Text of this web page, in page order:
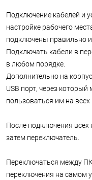
Подключение кабелей и
настройке рабочего
подключены правильно
Подключать кабели в
в любом порядке.
Дополнительно на
USB порт, через
пользоваться им на
После подключения
затем переключатель.
Переключаться между
переключения на самом